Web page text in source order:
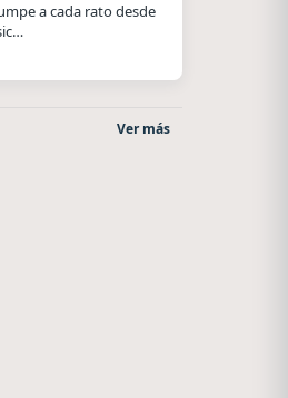
a cada rato desde
Ver más